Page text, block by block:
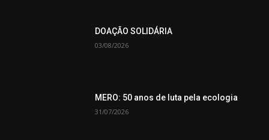
DOAÇÃO SOLIDÁRIA
03/08/2026
MERO: 50 anos de luta pela ecologia
31/07/2026